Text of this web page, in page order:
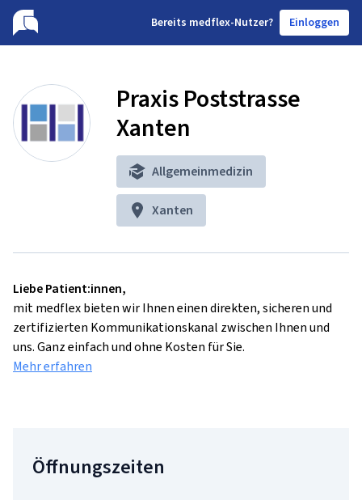
Bereits medflex-Nutzer? Einloggen
Praxis Poststrasse
Xanten
Allgemeinmedizin
Xanten
Liebe Patient:innen,
mit medflex bieten wir Ihnen einen direkten, sicheren und
zertifizierten Kommunikationskanal zwischen Ihnen und
uns. Ganz einfach und ohne Kosten für Sie.
Mehr erfahren
Öffnungszeiten